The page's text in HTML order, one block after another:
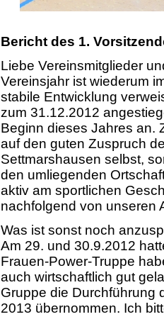
Bericht des 1.
Liebe Vereinsmitglieder
Vereinsjahr ist wiederum
stabile Entwicklung
zum 31.12.2012
Beginn dieses Jahres an.
auf den guten Zuspruch
Settmarshausen selbst,
den umliegenden
aktiv am sportlichen
nachfolgend von unseren
Was ist sonst noch
Am 29. und 30.9.2012
Frauen-Power-Truppe
auch wirtschaftlich gut
Gruppe die Durchführung
2013 übernommen. Ich